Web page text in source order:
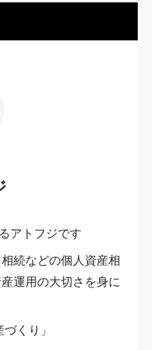
アトフジです
続などの個人資産相
運用の大切さを身に
くり」